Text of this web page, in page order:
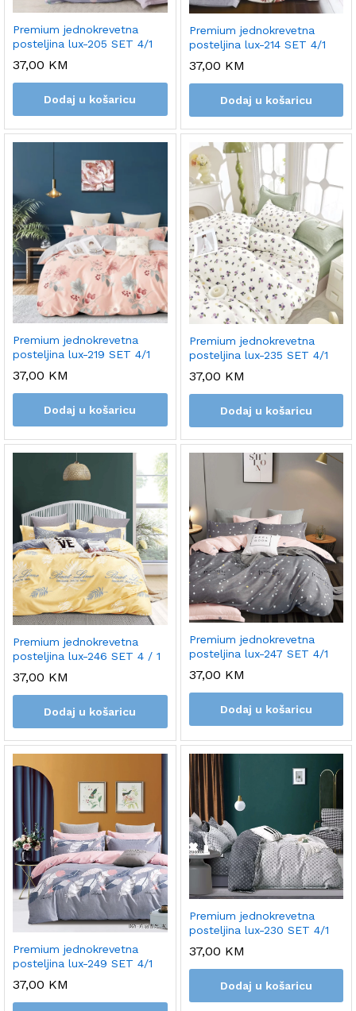
Premium jednokrevetna
posteljina lux-205 SET 4/1
37,00 KM
Dodaj u košaricu
Premium jednokrevetna
posteljina lux-214 SET 4/1
37,00 KM
Dodaj u košaricu
Premium jednokrevetna
posteljina lux-219 SET 4/1
37,00 KM
Dodaj u košaricu
Premium jednokrevetna
posteljina lux-235 SET 4/1
37,00 KM
Dodaj u košaricu
Premium jednokrevetna
posteljina lux-246 SET 4 / 1
37,00 KM
Dodaj u košaricu
Premium jednokrevetna
posteljina lux-247 SET 4/1
37,00 KM
Dodaj u košaricu
Premium jednokrevetna
posteljina lux-249 SET 4/1
37,00 KM
Premium jednokrevetna
posteljina lux-230 SET 4/1
37,00 KM
Dodaj u košaricu